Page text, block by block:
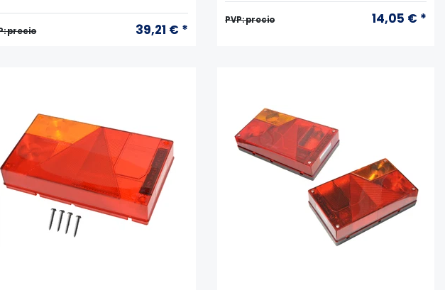
precio 39,21 € *
PVP: precio 14,05 € *